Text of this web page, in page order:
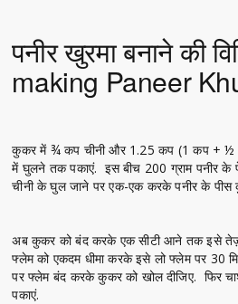
पनीर खुरमा बनाने की
making Paneer
कुकर में ¾ कप चीनी और 1.25 कप (1 कप + ½
में घुलने तक पकाएं. इस बीच 200 ग्राम पनीर के
चीनी के घुल जाने पर एक-एक करके पनीर के पीस
अब कुकर को बंद करके एक सीटी आने तक इसे
फ्लेम को एकदम धीमा करके इसे लो फ्लेम पर 30
पर फ्लेम बंद करके कुकर को खोल दीजिए. फिर
पकाएं.